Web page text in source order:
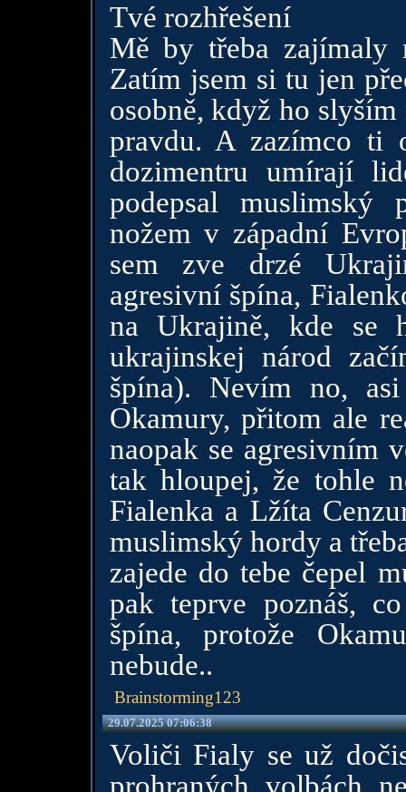
Tvé rozhřešení
Mě by třeba zajímaly
Zatím jsem si tu jen
osobně, když ho
pravdu. A zazímco ti
dozimentru umírají
podepsal muslimský
nožem v západní
sem zve drzé
agresivní špína,
na Ukrajině, kde se
ukrajinskej národ
špína). Nevím no,
Okamury, přitom ale
naopak se agresivním
tak hloupej, že tohle
Fialenka a Lžíta
muslimský hordy a
zajede do tebe čepel
pak teprve poznáš,
špína, protože
nebude..
Brainstorming123
29.07.2025 07:06:38
Voliči Fialy se už